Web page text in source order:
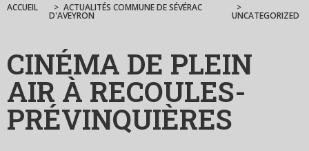
ACCUEIL > ACTUALITÉS COMMUNE DE SÉVÉRAC
D'AVEYRON
>
UNCATEGORIZED
CINÉMA DE PLEIN
AIR À RECOULES-
PRÉVINQUIÈRES